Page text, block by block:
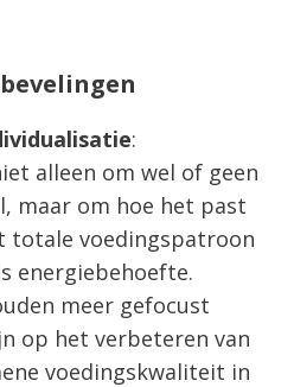
:
alleen om wel of geen
maar om hoe het past
totale voedingspatroon
energiebehoefte.
meer gefocust
op het verbeteren van
voedingskwaliteit in